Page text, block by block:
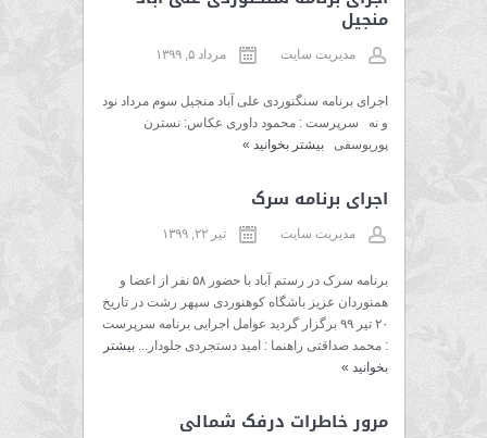
منجیل
مدیریت سایت مرداد ۵, ۱۳۹۹
اجرای برنامه سنگنوردی علی آباد منجیل سوم مرداد نود
و نه سرپرست : محمود داوری عکاس: نسترن
پوریوسفیبیشتر بخوانید »
اجرای برنامه سرک
مدیریت سایت تیر ۲۲, ۱۳۹۹
برنامه سرک در رستم آباد با حضور ۵۸ نفر از اعضا و
همنوردان عزیز باشگاه کوهنوردی سپهر رشت در تاریخ
۲۰ تیر ۹۹ برگزار گردید عوامل اجرایی برنامه سرپرست
: محمد صداقتی راهنما : امید دستجردی جلودار...بیشتر
بخوانید »
مرور خاطرات درفک شمالی